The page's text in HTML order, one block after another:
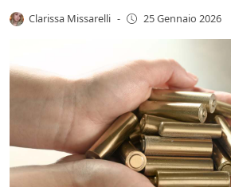
Clarissa Missarelli - 25 Gennaio 2026